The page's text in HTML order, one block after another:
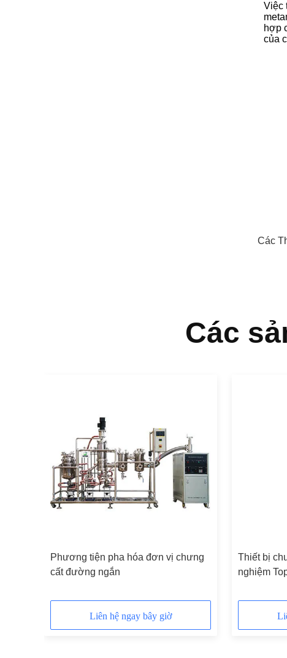
Việc
hợp
của
Các
Các
Phương tiện pha hóa đơn vị chưng
cất đường ngắn
Liên hệ ngay bây giờ
Thiết bị
nghiệm